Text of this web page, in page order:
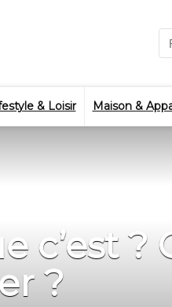
& Loisir Maison &
c’est
?